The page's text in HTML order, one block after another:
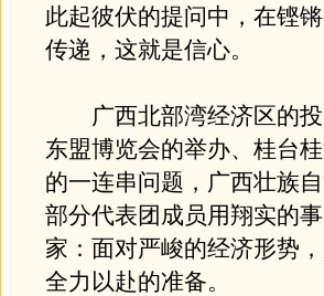
此起彼伏的提问中，在铿
传递，这就是信心。
广西北部湾经济区的投
东盟博览会的举办、桂台
的一连串问题，广西壮族
部分代表团成员用翔实的
家：面对严峻的经济形势
全力以赴的准备。